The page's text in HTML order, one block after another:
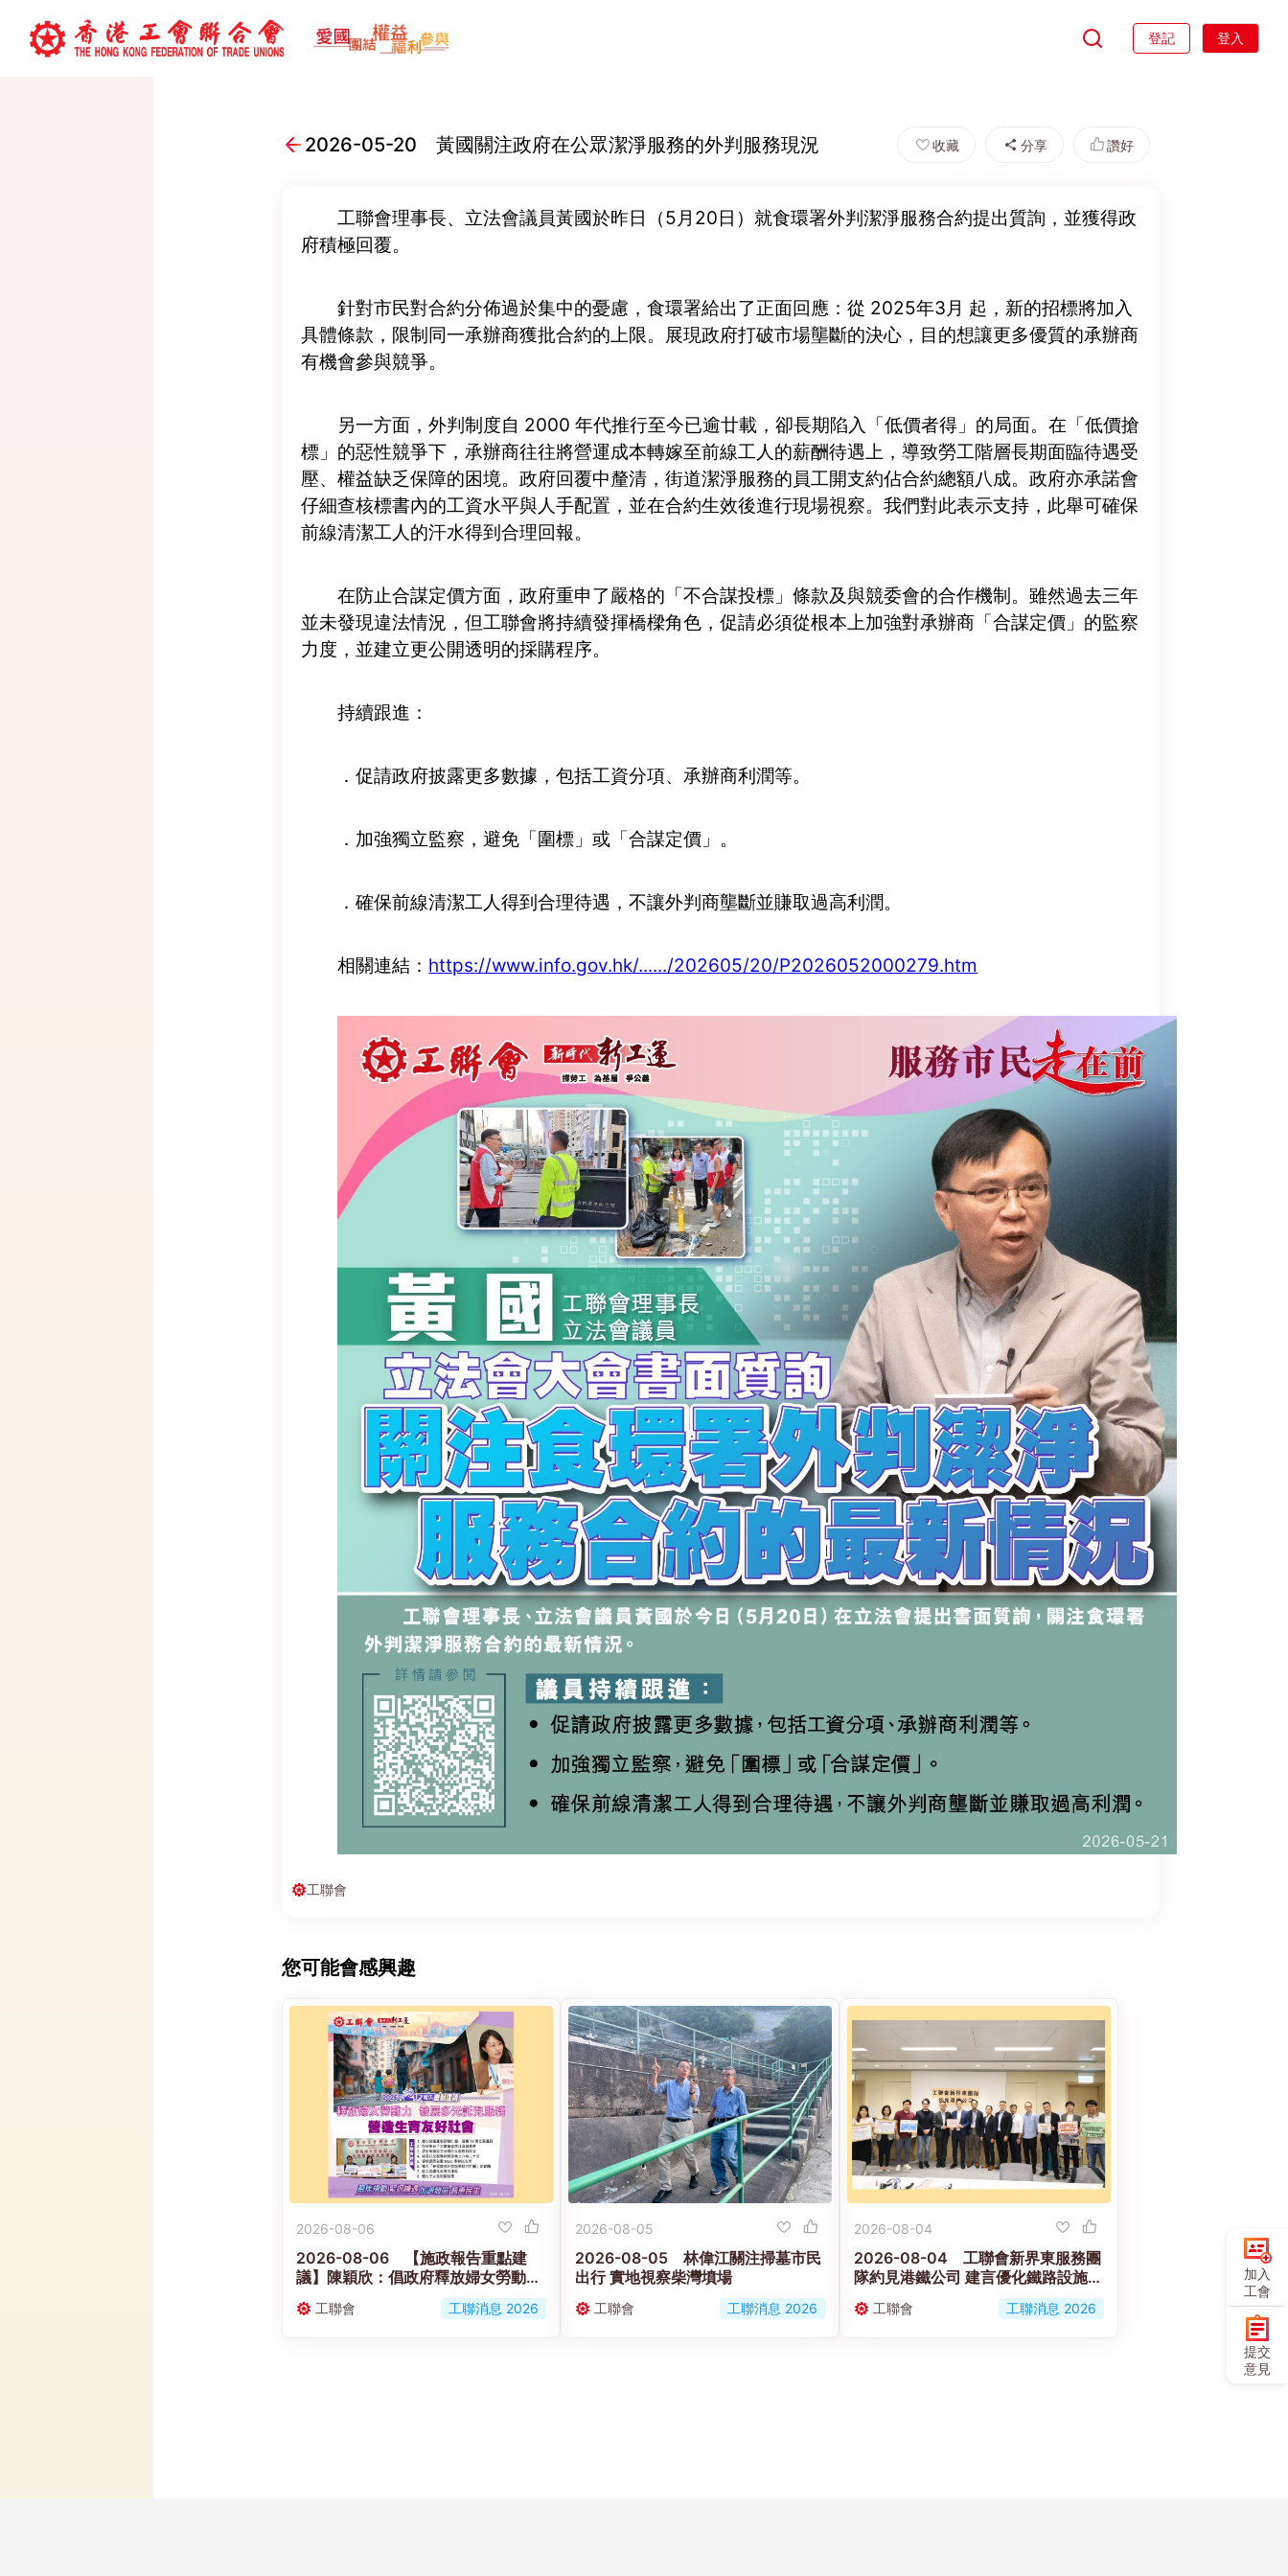
登記 登入
2026-05-20 黃國關注政府在公眾潔淨服務的外判服務現況 收藏 分享 讚好
工聯會理事長、立法會議員黃國於昨日（5月20日）就食環署外判潔淨服務合約提出質詢，並獲得政
府積極回覆。
針對市民對合約分佈過於集中的憂慮，食環署給出了正面回應：從 2025年3月 起，新的招標將加入
具體條款，限制同一承辦商獲批合約的上限。展現政府打破市場壟斷的決心，目的想讓更多優質的承辦商
有機會參與競爭。
另一方面，外判制度自 2000 年代推行至今已逾廿載，卻長期陷入「低價者得」的局面。在「低價搶
標」的惡性競爭下，承辦商往往將營運成本轉嫁至前線工人的薪酬待遇上，導致勞工階層長期面臨待遇受
壓、權益缺乏保障的困境。政府回覆中釐清，街道潔淨服務的員工開支約佔合約總額八成。政府亦承諾會
仔細查核標書內的工資水平與人手配置，並在合約生效後進行現場視察。我們對此表示支持，此舉可確保
前線清潔工人的汗水得到合理回報。
在防止合謀定價方面，政府重申了嚴格的「不合謀投標」條款及與競委會的合作機制。雖然過去三年
並未發現違法情況，但工聯會將持續發揮橋樑角色，促請必須從根本上加強對承辦商「合謀定價」的監察
力度，並建立更公開透明的採購程序。
持續跟進：
．促請政府披露更多數據，包括工資分項、承辦商利潤等。
．加強獨立監察，避免「圍標」或「合謀定價」。
．確保前線清潔工人得到合理待遇，不讓外判商壟斷並賺取過高利潤。
相關連結： https://www.info.gov.hk/....../202605/20/P2026052000279.htm
工聯會
您可能會感興趣
2026-08-06
2026-08-06 【施政報告重點建
議】陳穎欣：倡政府釋放婦女勞動力
發展多元託兒服務 營造生育友好社會
工聯會 工聯消息 2026
2026-08-05
2026-08-05 林偉江關注掃墓市民
出行 實地視察柴灣墳場
工聯會 工聯消息 2026
2026-08-04
2026-08-04 工聯會新界東服務團
隊約見港鐵公司 建言優化鐵路設施與
工聯會 工聯消息 2026
加入
工會
提交
意見